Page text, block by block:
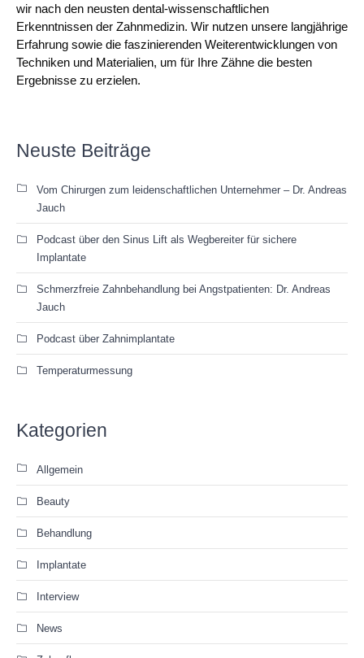
wir nach den neusten dental-wissenschaftlichen
Erkenntnissen der Zahnmedizin. Wir nutzen unsere langjährige
Erfahrung sowie die faszinierenden Weiterentwicklungen von
Techniken und Materialien, um für Ihre Zähne die besten
Ergebnisse zu erzielen.
Neuste Beiträge
Vom Chirurgen zum leidenschaftlichen Unternehmer – Dr. Andreas
Jauch
Podcast über den Sinus Lift als Wegbereiter für sichere
Implantate
Schmerzfreie Zahnbehandlung bei Angstpatienten: Dr. Andreas
Jauch
Podcast über Zahnimplantate
Temperaturmessung
Kategorien
Allgemein
Beauty
Behandlung
Implantate
Interview
News